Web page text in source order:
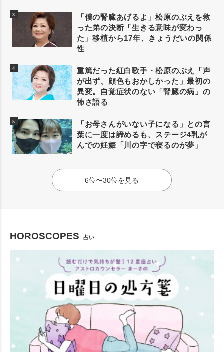
「僕の腎臓あげるよ」松原のぶえを救
った弟の決断「生きる意味が変わっ
た」移植から17年、きょうだいの関係
性
重篤だった紅白歌手・松原のぶえ「声
が出ず、顔色もおかしかった」最初の
異変。自覚症状のない「腎臓の病」の
怖さ語る
「お母さんがいない子になる」との言
葉に一度は諦めるも、ステージ4乳が
んでの妊娠「川の字で寝るのが夢」
6位〜30位を見る
HOROSCOPES 占い